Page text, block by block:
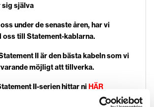
själva
under de senaste åren, har vi
oss till Statement-kablarna.
II är den bästa kabeln som vi
möjligt att tillverka.
II-serien hittar ni HÄR